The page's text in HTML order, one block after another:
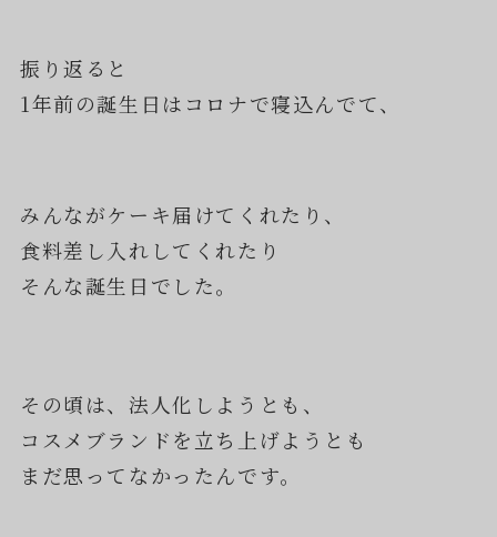
振り返ると
1年前の誕生日はコロナで寝込んでて、
みんながケーキ届けてくれたり、
食料差し入れしてくれたり
そんな誕生日でした。
その頃は、法人化しようとも、
コスメブランドを立ち上げようとも
まだ思ってなかったんです。